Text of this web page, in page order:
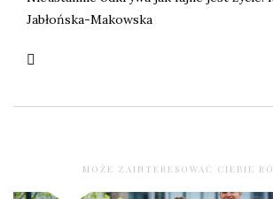
Jabłońska-Makowska
MOŻE ZAINTERESOWAĆ CIEBIE